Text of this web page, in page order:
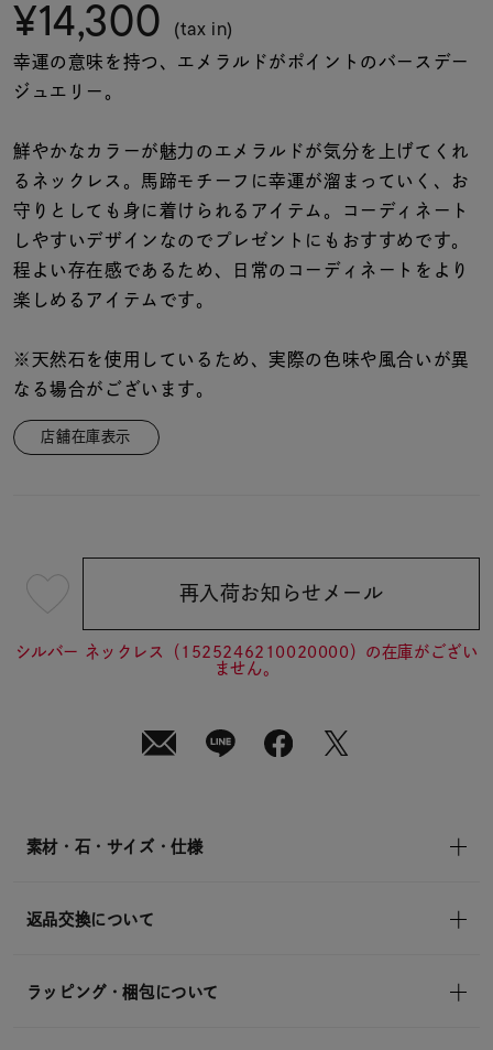
着用シーン
レディース
リングサイズ
リングサイズ
価格
¥14,300 (tax in)
幸運の意味を持つ、エメラルドがポイントのバースデー
ジュエリー。
鮮やかなカラーが魅力のエメラルドが気分を上げてくれ
るネックレス。馬蹄モチーフに幸運が溜まっていく、お
守りとしても身に着けられるアイテム。コーディネート
しやすいデザインなのでプレゼントにもおすすめです。
程よい存在感であるため、日常のコーディネートをより
楽しめるアイテムです。
※天然石を使用しているため、実際の色味や風合いが異
なる場合がございます。
店舗在庫表示
¥14,300 (tax
in)
再入荷お知らせメール
シルバー ネックレス（1525246210020000）の在庫がござい
ません。
素材・石・サイズ・仕様
返品交換について
ラッピング・梱包について